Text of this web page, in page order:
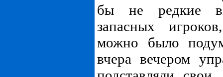
бы не редкие
запасных
можно было
вчера вечером